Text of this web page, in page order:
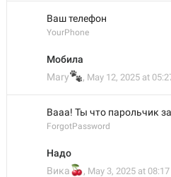
Ваш телефон
YourPhone
Мобила
Mary
, May 12, 2025 at
Вааа! Ты что парольчик
ForgotPassword
Надо
Вика
, May 3, 2025 at 08:17